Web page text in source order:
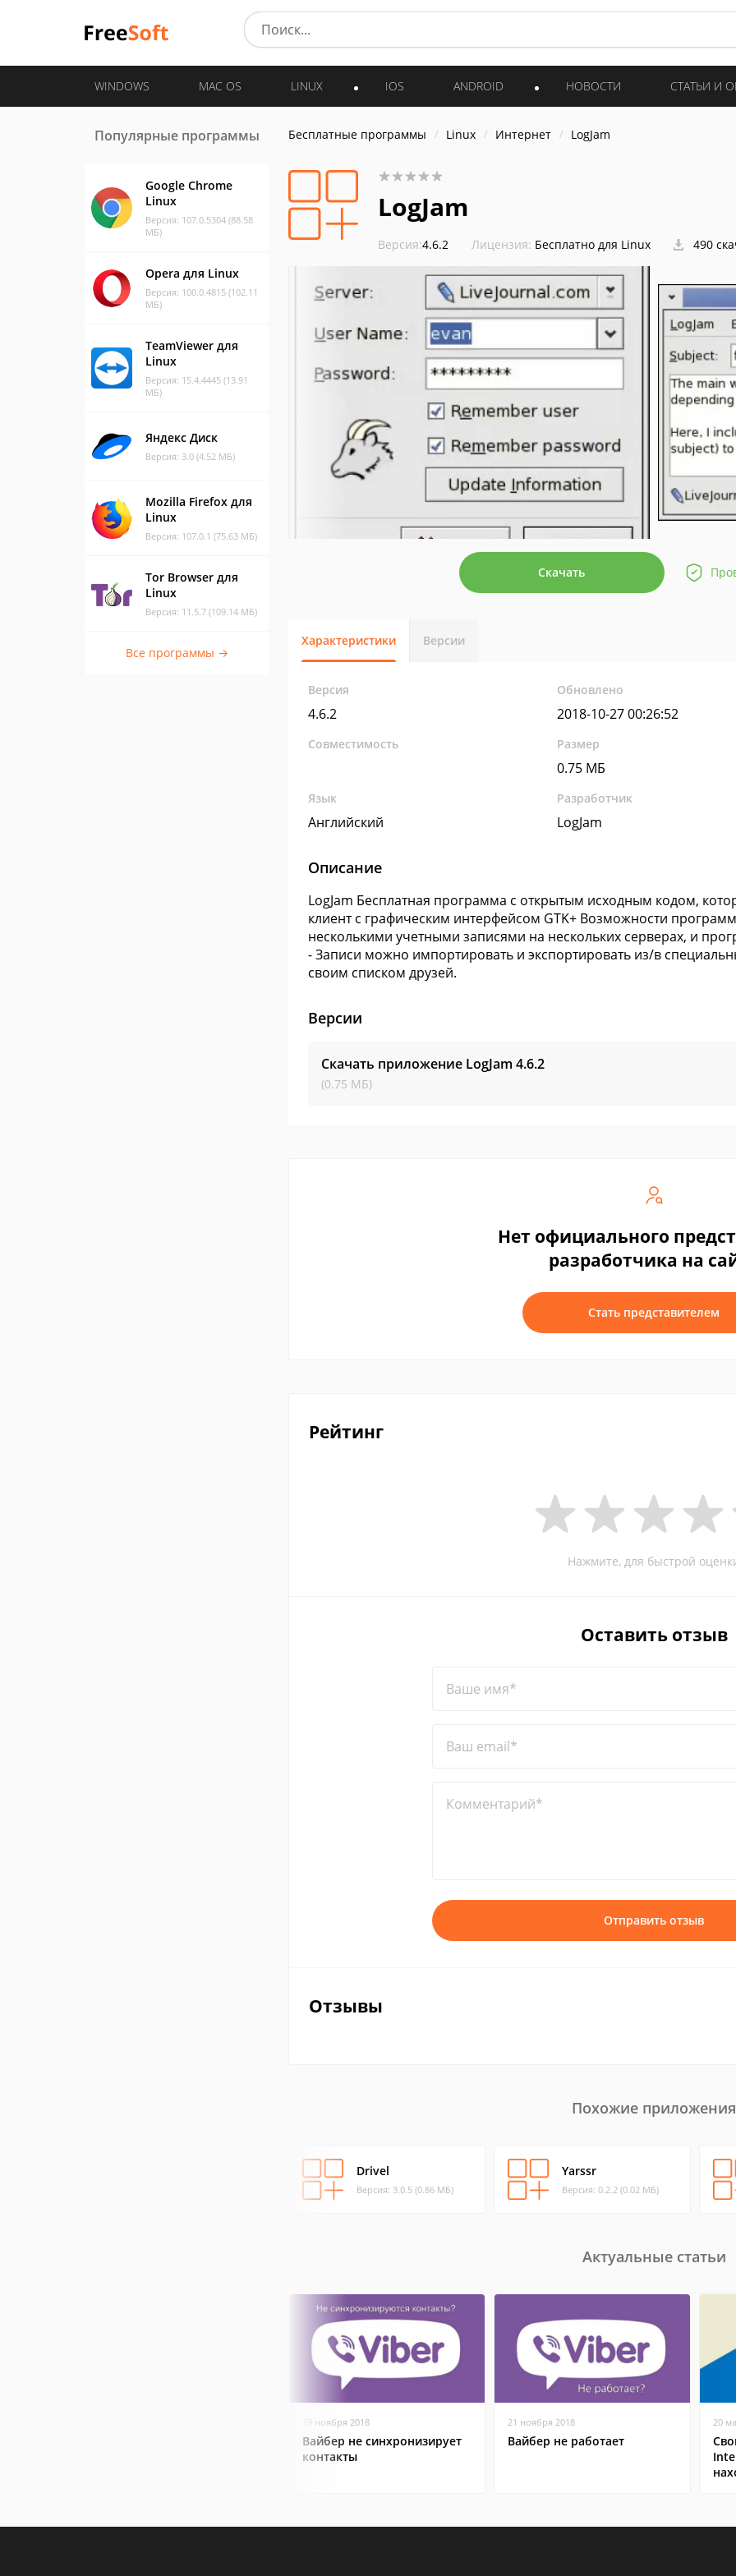
WINDOWS MAC OS LINUX IOS ANDROID НОВОСТИ СТАТЬИ И
Популярные программы
Google Chrome
Linux
Версия: 107.0.5304 (88.58
МБ)
Opera для Linux
Версия: 100.0.4815 (102.11
МБ)
TeamViewer для
Linux
Версия: 15.4.4445 (13.91
МБ)
Яндекс Диск
Версия: 3.0 (4.52 МБ)
Mozilla Firefox для
Linux
Версия: 107.0.1 (75.63 МБ)
Tor Browser для
Linux
Версия: 11.5.7 (109.14 МБ)
Все программы →
Бесплатные программы Linux Интернет LogJam
LogJam
Версия:4.6.2 Лицензия: Бесплатно для Linux 490
Скачать
Характеристики Версии
Версия
4.6.2
Обновлено
2018-10-27 00:26:52
Совместимость Размер
0.75 МБ
Язык
Английский
Разработчик
LogJam
Описание
LogJam Бесплатная программа с открытым исходным кодом,
клиент с графическим интерфейсом GTK+ Возможности
несколькими учетными записями на нескольких серверах, и
- Записи можно импортировать и экспортировать из/в
своим списком друзей.
Версии
Скачать приложение LogJam 4.6.2
(0.75 МБ)
Нет официального
разработчика на
Стать представителем
Рейтинг
Нажмите, для быстрой
Оставить отзыв
Ваше имя*
Ваш email*
Комментарий*
Отправить отзыв
Отзывы
Похожие приложения
Drivel
Версия: 3.0.5 (0.86 МБ)
Yarssr
Версия: 0.2.2 (0.02 МБ)
Актуальные статьи
19 ноября 2018
Вайбер не синхронизирует
контакты
21 ноября 2018
Вайбер не работает
20